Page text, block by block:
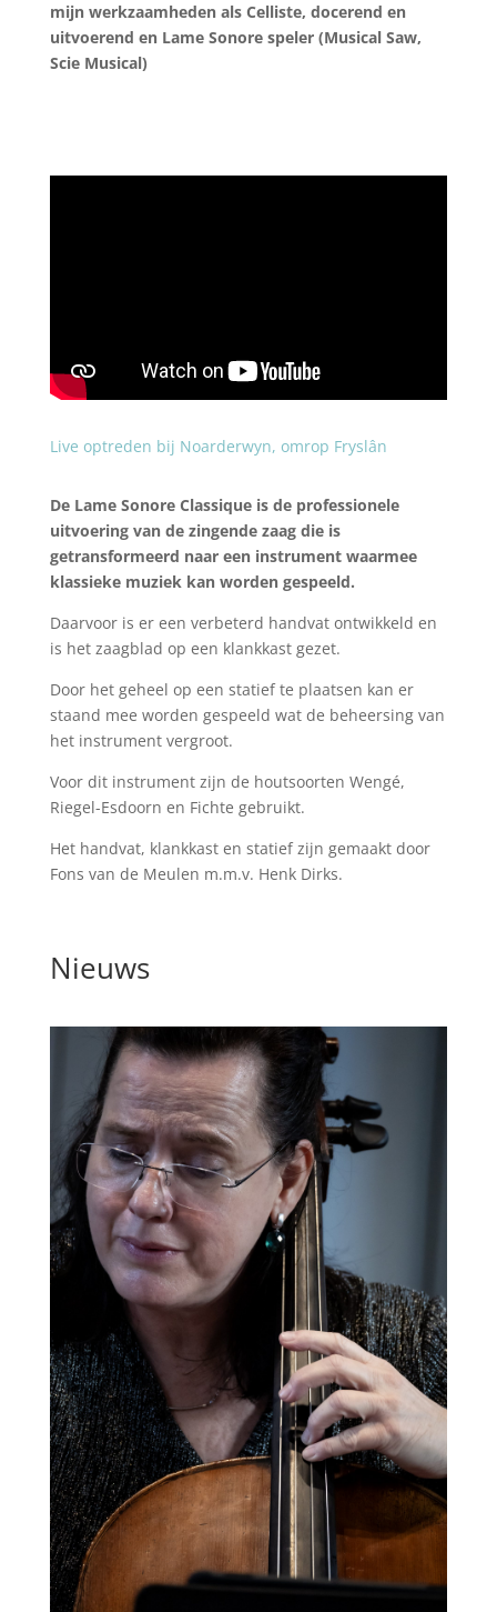
mijn werkzaamheden als Celliste, docerend en
uitvoerend en Lame Sonore speler (Musical Saw,
Scie Musical)
Live optreden bij Noarderwyn, omrop Fryslân
De Lame Sonore Classique is de professionele
uitvoering van de zingende zaag die is
getransformeerd naar een instrument waarmee
klassieke muziek kan worden gespeeld.
Daarvoor is er een verbeterd handvat ontwikkeld en
is het zaagblad op een klankkast gezet.
Door het geheel op een statief te plaatsen kan er
staand mee worden gespeeld wat de beheersing van
het instrument vergroot.
Voor dit instrument zijn de houtsoorten Wengé,
Riegel-Esdoorn en Fichte gebruikt.
Het handvat, klankkast en statief zijn gemaakt door
Fons van de Meulen m.m.v. Henk Dirks.
Nieuws